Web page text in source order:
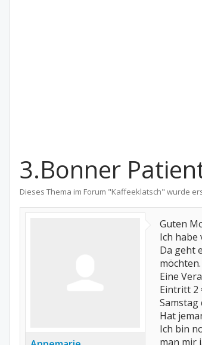
3.Bonner
Dieses Thema im Forum "Kaffeeklatsch" wurde
Guten
Ich habe
Da geht
möchten.
Eine
Eintritt 2
Samstag
Hat
Ich bin
man mir